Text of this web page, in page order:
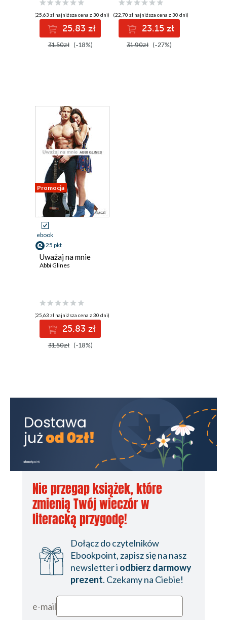
(25,63 zł najniższa cena z 30 dni)
25.83 zł
31.50zł (-18%)
(22,70 zł najniższa cena z 30 dni)
23.15 zł
31.90zł (-27%)
Promocja
ebook
25 pkt
Uważaj na mnie
Abbi Glines
(25,63 zł najniższa cena z 30 dni)
25.83 zł
31.50zł (-18%)
Nie przegap książek, które
zmienią Twój wieczór w
literacką przygodę!
Dołącz do czytelników
Ebookpoint, zapisz się na nasz
newsletter i odbierz darmowy
prezent. Czekamy na Ciebie!
e-mail